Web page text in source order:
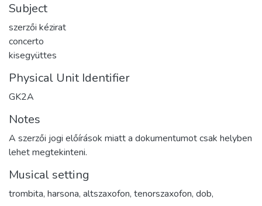
Subject
szerzői kézirat
concerto
kisegyüttes
Physical Unit Identifier
GK2A
Notes
A szerzői jogi előírások miatt a dokumentumot csak helyben
lehet megtekinteni.
Musical setting
trombita, harsona, altszaxofon, tenorszaxofon, dob,